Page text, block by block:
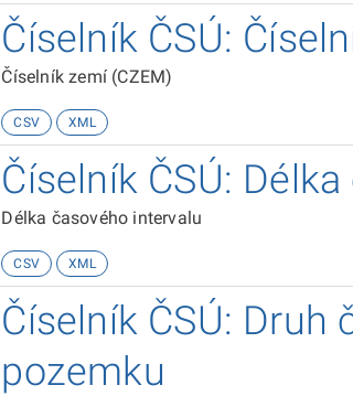
Číselník ČSÚ:
Číselník zemí (CZEM)
CSV XML
Číselník ČSÚ:
Délka časového intervalu
CSV XML
Číselník ČSÚ: Druh
pozemku